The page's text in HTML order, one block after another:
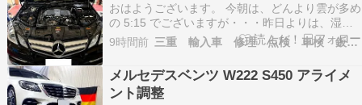
おはようございます。 今朝は、どんより雲が多め
の 5:15 でございますが・・・昨日よりは、湿気
少なくまずまずの散歩日和でした。 暑いので、だ
んだん早くなって・・・ 日の出です。 本日は、
13年目、6回目の車検で…
9時間前 三重 輸入車 修理 点検 車検 鈑金 コーディング
メルセデスベンツ W222 S450 アライメ
ント調整